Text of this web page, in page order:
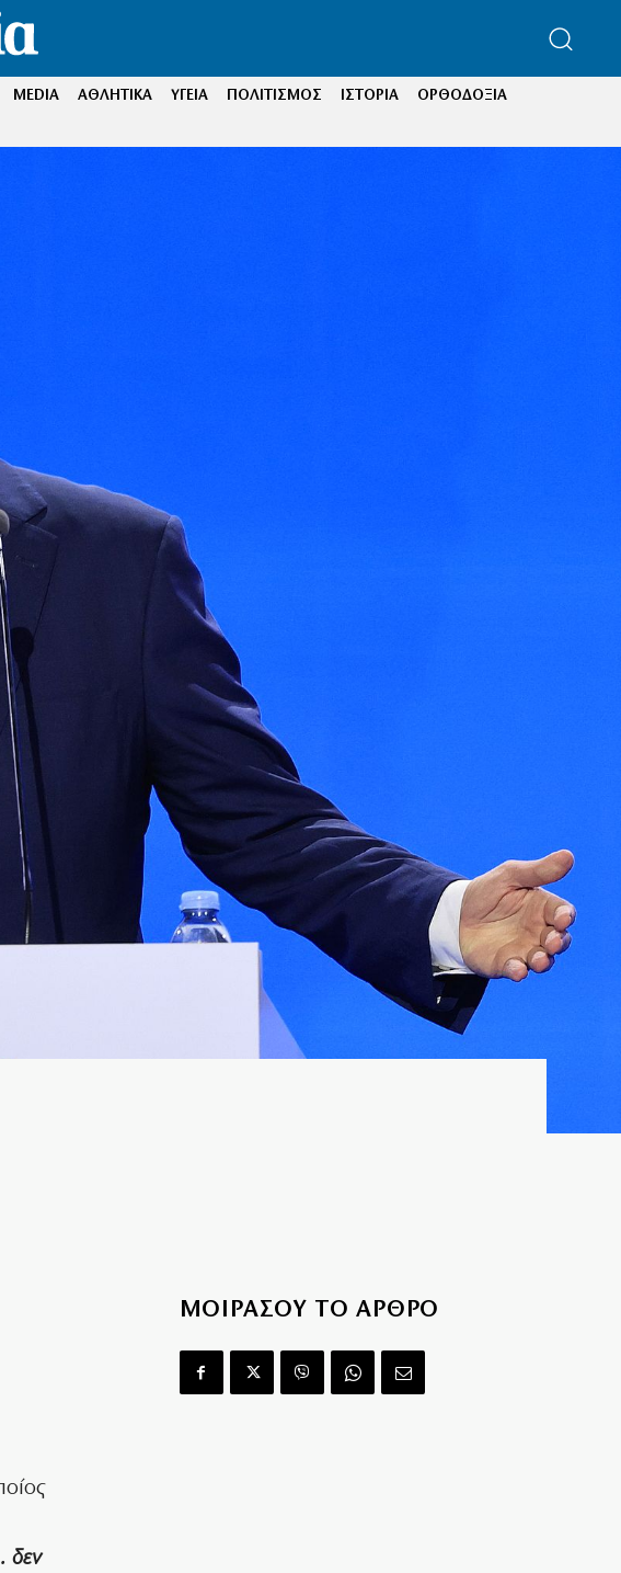
MEDIA ΑΘΛΗΤΙΚΑ ΥΓΕΙΑ ΠΟΛΙΤΙΣΜΟΣ ΙΣΤΟΡΙΑ
ΟΡΘΟΔΟΞΙΑ
δεν
ΜΟΙΡΑΣΟΥ ΤΟ ΑΡΘΡΟ